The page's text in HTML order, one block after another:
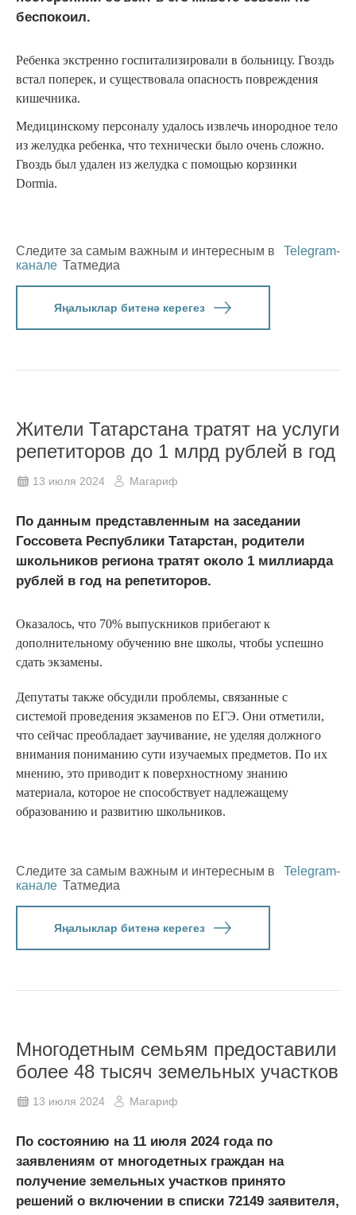
беспокоил.
Ребенка экстренно госпитализировали в больницу. Гвоздь
встал поперек, и существовала опасность повреждения
кишечника.
Медицинскому персоналу удалось извлечь инородное тело
из желудка ребенка, что технически было очень сложно.
Гвоздь был удален из желудка с помощью корзинки
Dormia.
Следите за самым важным и интересным в
Telegram-
канале Татмедиа
Яңалыклар битенә керегез
Жители Татарстана тратят на услуги
репетиторов до 1 млрд рублей в год
13 июля 2024 Магариф
По данным представленным на заседании
Госсовета Республики Татарстан, родители
школьников региона тратят около 1 миллиарда
рублей в год на репетиторов.
Оказалось, что 70% выпускников прибегают к
дополнительному обучению вне школы, чтобы успешно
сдать экзамены.
Депутаты также обсудили проблемы, связанные с
системой проведения экзаменов по ЕГЭ. Они отметили,
что сейчас преобладает заучивание, не уделяя должного
внимания пониманию сути изучаемых предметов. По их
мнению, это приводит к поверхностному знанию
материала, которое не способствует надлежащему
образованию и развитию школьников.
Следите за самым важным и интересным в
Telegram-
канале Татмедиа
Яңалыклар битенә керегез
Многодетным семьям предоставили
более 48 тысяч земельных участков
13 июля 2024 Магариф
По состоянию на 11 июля 2024 года по
заявлениям от многодетных граждан на
получение земельных участков принято
решений о включении в списки 72149 заявителя,